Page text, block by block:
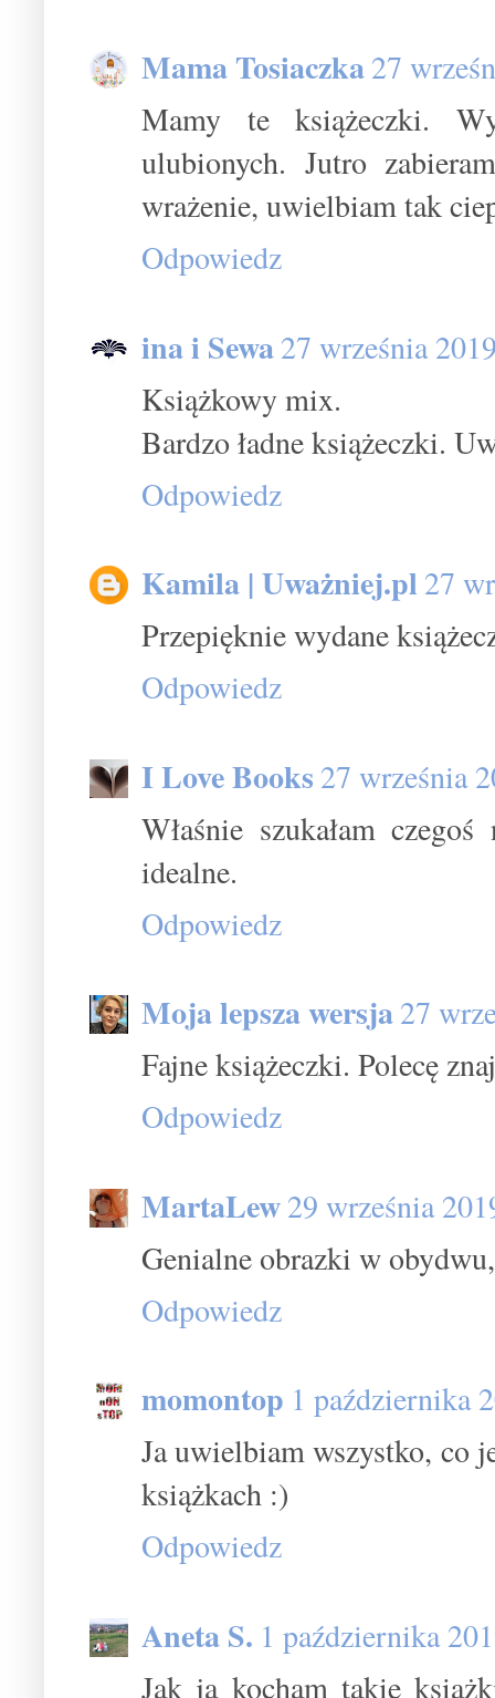
Mama Tosiaczka27
Mamy te książeczki.
ulubionych. Jutro
wrażenie, uwielbiam tak
Odpowiedz
ina i Sewa27 września
Książkowy mix.
Bardzo ładne książeczki.
Odpowiedz
Kamila | Uważniej.pl 27
Przepięknie wydane
Odpowiedz
I Love Books 27 września
Właśnie szukałam
idealne.
Odpowiedz
Moja lepsza wersja27
Fajne książeczki. Polecę
Odpowiedz
MartaLew29 września
Genialne obrazki w
Odpowiedz
momontop 1 października
Ja uwielbiam wszystko, co
książkach :)
Odpowiedz
Aneta S. 1 października
Jak ja kocham takie